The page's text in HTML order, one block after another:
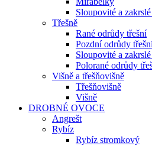
Sloupovité a
Třešně
Rané odrůdy třešní
Pozdní odrůdy
Sloupovité a
Polorané odrůdy
Višně a třešňovišně
Třešňovišně
Višně
DROBNÉ OVOCE
Angrešt
Rybíz
Rybíz stromkový